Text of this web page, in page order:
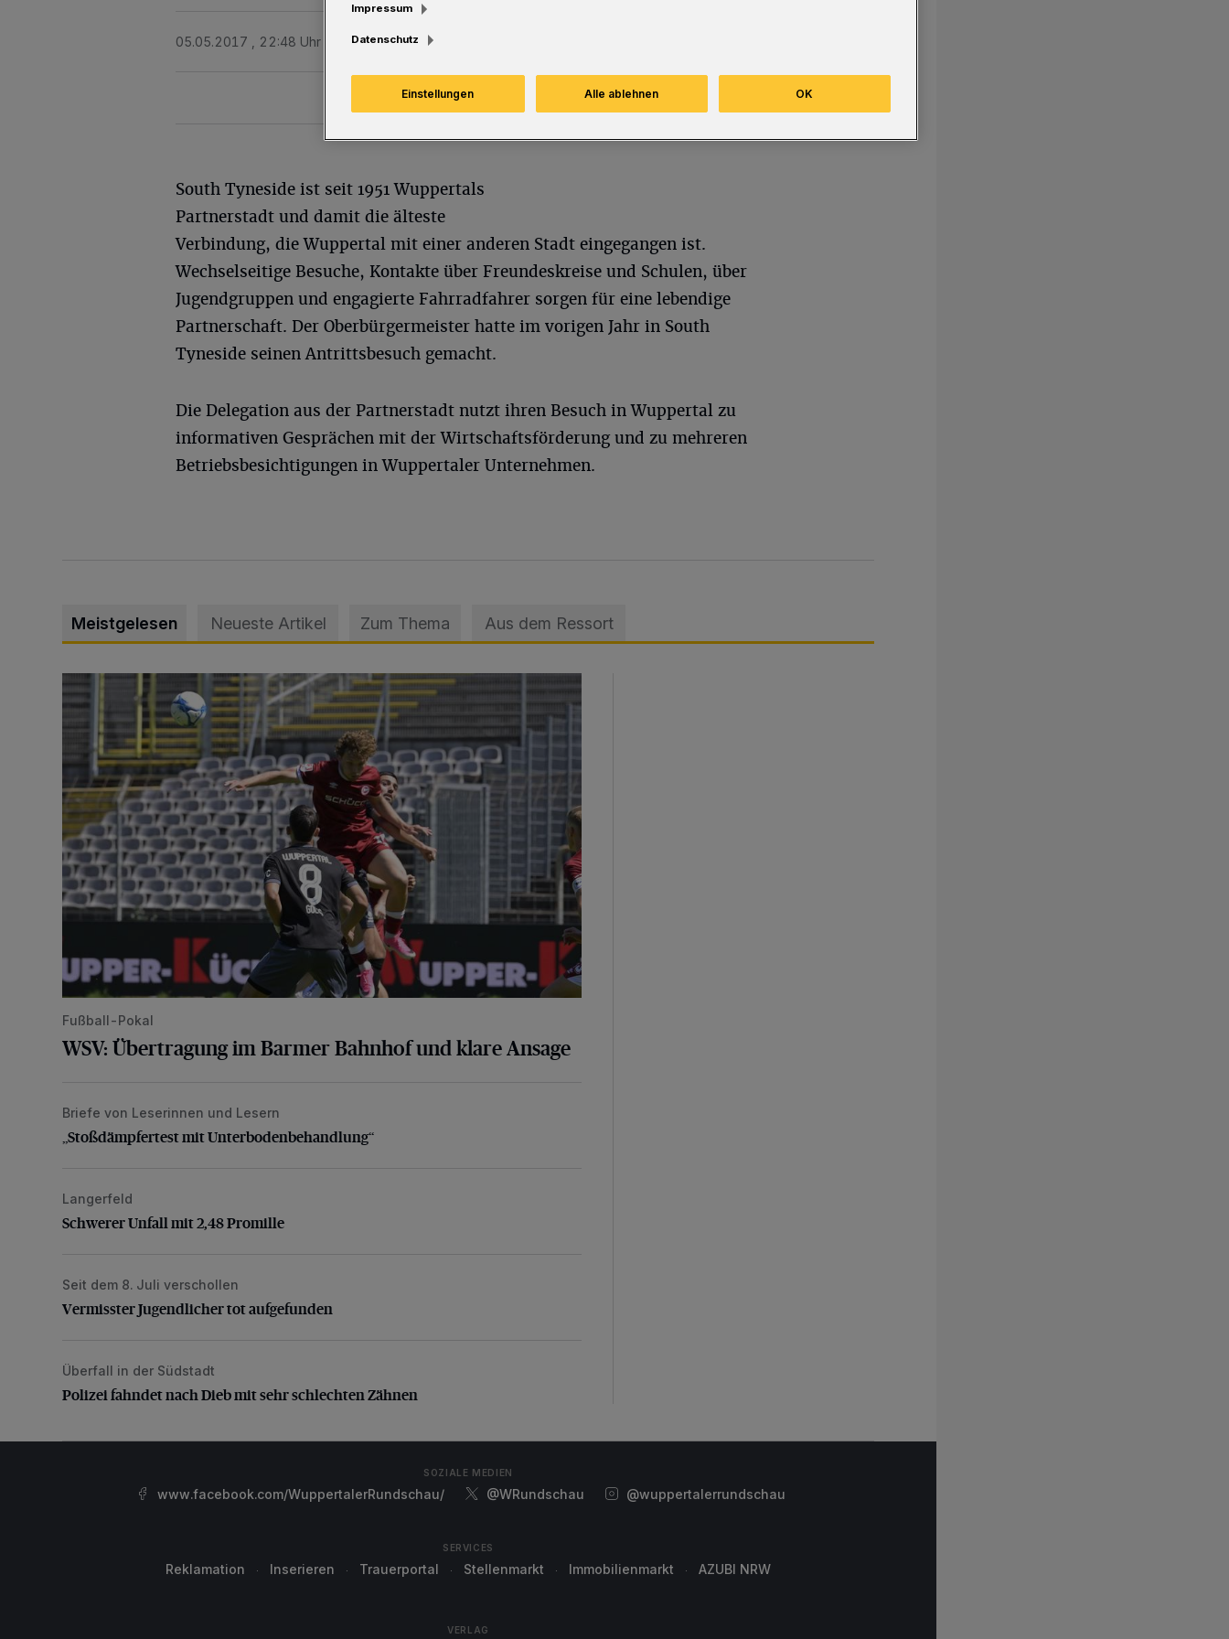
05.05.2017 , 22:48 Uhr Eine Minute Lesezeit
South Tyneside ist seit 1951 Wuppertals
Partnerstadt und damit die älteste
Verbindung, die Wuppertal mit einer anderen Stadt eingegangen ist.
Wechselseitige Besuche, Kontakte über Freundeskreise und Schulen, über
Jugendgruppen und engagierte Fahrradfahrer sorgen für eine lebendige
Partnerschaft. Der Oberbürgermeister hatte im vorigen Jahr in South
Tyneside seinen Antrittsbesuch gemacht.
Die Delegation aus der Partnerstadt nutzt ihren Besuch in Wuppertal zu
informativen Gesprächen mit der Wirtschaftsförderung und zu mehreren
Betriebsbesichtigungen in Wuppertaler Unternehmen.
Meistgelesen Neueste Artikel Zum Thema Aus dem Ressort
WSV: Übertragung im Barmer Bahnhof und klare Ansage
Fußball-Pokal
WSV: Übertragung im Barmer Bahnhof und klare Ansage
„Stoßdämpfertest mit Unterbodenbehandlung“
Briefe von Leserinnen und Lesern
„Stoßdämpfertest mit Unterbodenbehandlung“
Schwerer Unfall mit 2,48 Promille
Langerfeld
Schwerer Unfall mit 2,48 Promille
Vermisster Jugendlicher tot aufgefunden
Seit dem 8. Juli verschollen
Vermisster Jugendlicher tot aufgefunden
Polizei fahndet nach Dieb mit sehr schlechten Zähnen
Überfall in der Südstadt
Polizei fahndet nach Dieb mit sehr schlechten Zähnen
SOZIALE MEDIEN
www.facebook.com/WuppertalerRundschau/ @WRundschau @wuppertalerrundschau
SERVICES
Reklamation Inserieren Trauerportal Stellenmarkt Immobilienmarkt AZUBI NRW
VERLAG
Impressum
Datenschutz
Einstellungen Alle ablehnen OK